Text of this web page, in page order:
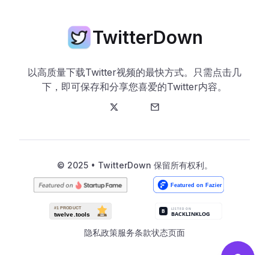
TwitterDown
以高质量下载Twitter视频的最快方式。只需点击几
下，即可保存和分享您喜爱的Twitter内容。
Twitter 邮箱
© 2025 • TwitterDown 保留所有权利。
隐私政策服务条款状态页面